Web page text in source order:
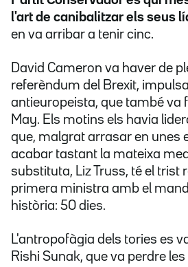
l'art de canibalitzar els seus
en va arribar a tenir cinc.
David Cameron va haver de
referèndum del Brexit,
antieuropeista, que també va
May. Els motins els havia
que, malgrat arrasar en unes
acabar tastant la mateixa
substituta, Liz Truss, té el trist
primera ministra amb el
història: 50 dies.
L'antropofàgia dels tories es
Rishi Sunak, que va perdre